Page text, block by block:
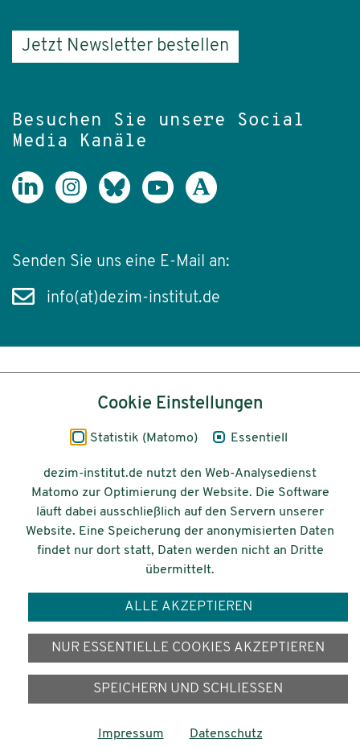
Jetzt Newsletter bestellen
Besuchen Sie unsere Social
Media Kanäle
Senden Sie uns eine E-Mail an:
info(at)dezim-institut.de
Impressum
Datenschutz
Barrierefreiheit
© 2026 Deutsches Zentrum für
Integrations-
und Migrationsforschung DeZIM e.V.
Cookie Einstellungen
Statistik (Matomo) Essentiell
dezim-institut.de nutzt den Web-Analysedienst
Matomo zur Optimierung der Website. Die Software
läuft dabei ausschließlich auf den Servern unserer
Website. Eine Speicherung der anonymisierten Daten
findet nur dort statt, Daten werden nicht an Dritte
übermittelt.
ALLE AKZEPTIEREN
NUR ESSENTIELLE COOKIES AKZEPTIEREN
SPEICHERN UND SCHLIESSEN
Impressum Datenschutz